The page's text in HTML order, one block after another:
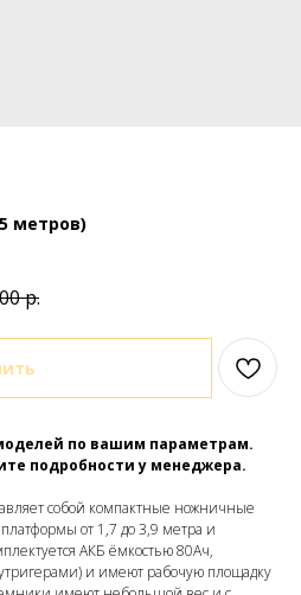
метров)
р.
по вашим параметрам.
подробности у менеджера.
собой компактные ножничные
от 1,7 до 3,9 метра и
АКБ ёмкостью 80Ач,
и имеют рабочую площадку